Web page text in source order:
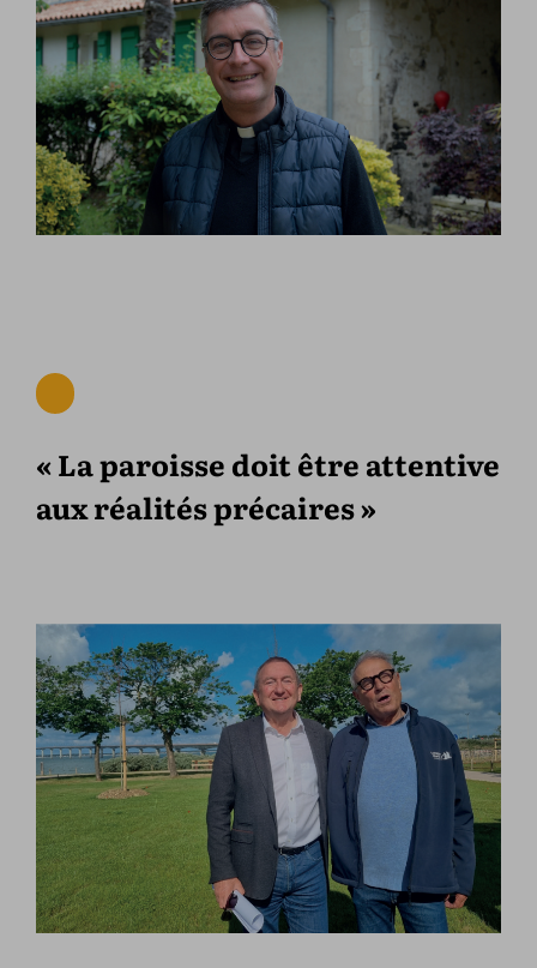
« La paroisse doit être attentive
aux réalités précaires »